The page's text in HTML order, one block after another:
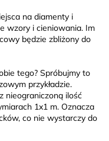
na diamenty i
wzory i cieniowania. Im
będzie zbliżony do
tego? Spróbujmy to
przykładzie.
nieograniczoną ilość
1x1 m. Oznacza
co nie wystarczy do